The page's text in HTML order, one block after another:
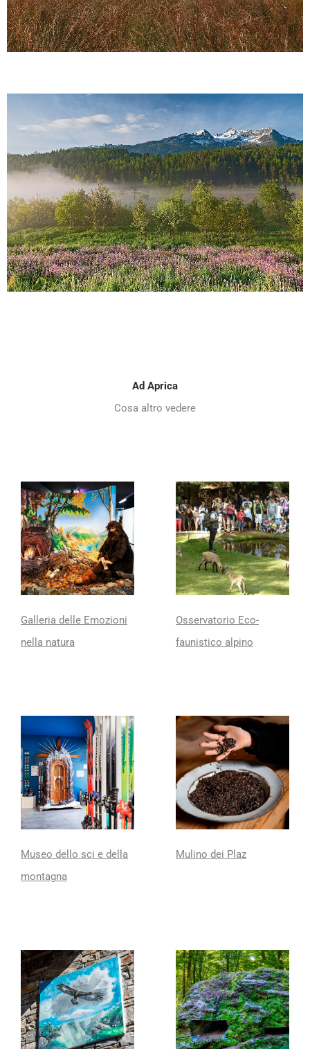
Ad Aprica
Cosa altro vedere
Galleria delle Emozioni
nella natura
Osservatorio Eco-
faunistico alpino
Museo dello sci e della
montagna
Mulino dei Plaz